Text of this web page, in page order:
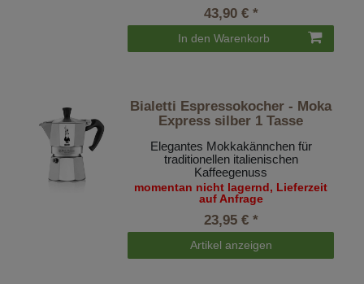
43,90 € *
In den Warenkorb
Bialetti Espressokocher - Moka
Express silber 1 Tasse
Elegantes Mokkakännchen für
traditionellen italienischen
Kaffeegenuss
momentan nicht lagernd, Lieferzeit
auf Anfrage
23,95 € *
Artikel anzeigen